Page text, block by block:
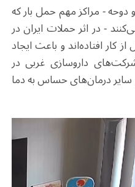
دوحه - مراکز مهم حمل بار که
- در اثر حملات ایران در
کار افتاده‌اند و باعث ایجاد
داروسازی غربی در
درمان‌های حساس به دما